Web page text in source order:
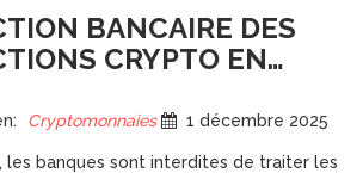
BANCAIRE DES
CRYPTO EN
Cryptomonnaies 1 décembre 2025
les banques sont interdites de traiter les